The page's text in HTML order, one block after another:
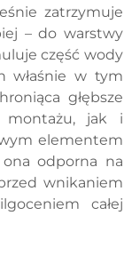
zatrzymuje
– do warstwy
część wody
właśnie w tym
głębsze
montażu, jak i
elementem
ona odporna na
wnikaniem
całej